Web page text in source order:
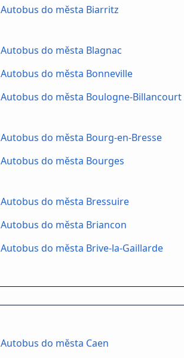
Autobus do města Biarritz
Autobus do města Blagnac
Autobus do města Bonneville
Autobus do města Boulogne-Billancourt
Autobus do města Bourg-en-Bresse
Autobus do města Bourges
Autobus do města Bressuire
Autobus do města Briancon
Autobus do města Brive-la-Gaillarde
Autobus do města Caen